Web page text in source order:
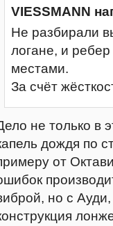
VIESSMANN
Не разбирали
логане, и
местами.
За счёт
не только в
дождя по
от
но с